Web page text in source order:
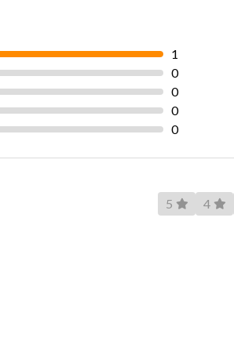
Peso
Relleno Colchón
0
0
0
0
1
5 4